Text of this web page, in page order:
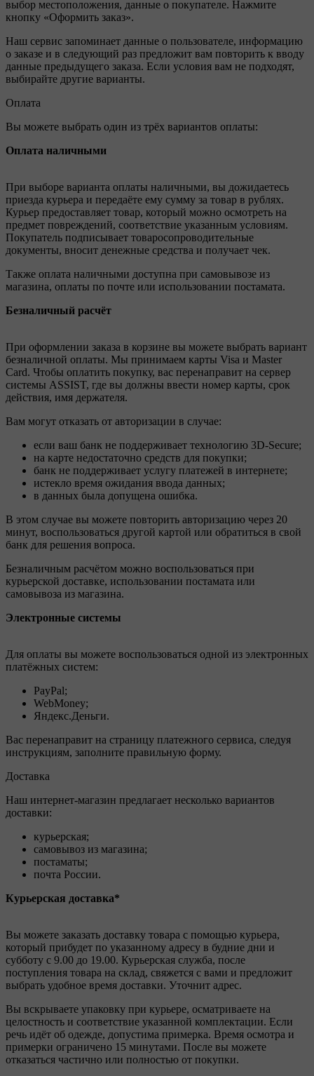
выбор местоположения, данные о покупателе. Нажмите
кнопку «Оформить заказ».
Наш сервис запоминает данные о пользователе, информацию
о заказе и в следующий раз предложит вам повторить к вводу
данные предыдущего заказа. Если условия вам не подходят,
выбирайте другие варианты.
Оплата
Вы можете выбрать один из трёх вариантов оплаты:
Оплата наличными
При выборе варианта оплаты наличными, вы дожидаетесь
приезда курьера и передаёте ему сумму за товар в рублях.
Курьер предоставляет товар, который можно осмотреть на
предмет повреждений, соответствие указанным условиям.
Покупатель подписывает товаросопроводительные
документы, вносит денежные средства и получает чек.
Также оплата наличными доступна при самовывозе из
магазина, оплаты по почте или использовании постамата.
Безналичный расчёт
При оформлении заказа в корзине вы можете выбрать вариант
безналичной оплаты. Мы принимаем карты Visa и Master
Card. Чтобы оплатить покупку, вас перенаправит на сервер
системы ASSIST, где вы должны ввести номер карты, срок
действия, имя держателя.
Вам могут отказать от авторизации в случае:
если ваш банк не поддерживает технологию 3D-Secure;
на карте недостаточно средств для покупки;
банк не поддерживает услугу платежей в интернете;
истекло время ожидания ввода данных;
в данных была допущена ошибка.
В этом случае вы можете повторить авторизацию через 20
минут, воспользоваться другой картой или обратиться в свой
банк для решения вопроса.
Безналичным расчётом можно воспользоваться при
курьерской доставке, использовании постамата или
самовывоза из магазина.
Электронные системы
Для оплаты вы можете воспользоваться одной из электронных
платёжных систем:
PayPal;
WebMoney;
Яндекс.Деньги.
Вас перенаправит на страницу платежного сервиса, следуя
инструкциям, заполните правильную форму.
Доставка
Наш интернет-магазин предлагает несколько вариантов
доставки:
курьерская;
самовывоз из магазина;
постаматы;
почта России.
Курьерская доставка*
Вы можете заказать доставку товара с помощью курьера,
который прибудет по указанному адресу в будние дни и
субботу с 9.00 до 19.00. Курьерская служба, после
поступления товара на склад, свяжется с вами и предложит
выбрать удобное время доставки. Уточнит адрес.
Вы вскрываете упаковку при курьере, осматриваете на
целостность и соответствие указанной комплектации. Если
речь идёт об одежде, допустима примерка. Время осмотра и
примерки ограничено 15 минутами. После вы можете
отказаться частично или полностью от покупки.